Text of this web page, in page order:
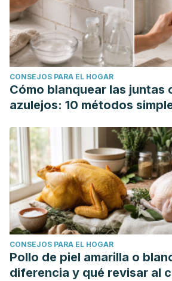
CONSEJOS PARA EL HOGAR
Cómo blanquear las juntas
azulejos: 10 métodos
CONSEJOS PARA EL HOGAR
Pollo de piel amarilla o
diferencia y qué revisar al